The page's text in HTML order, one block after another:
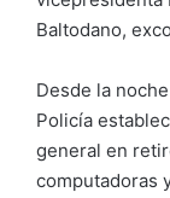
Baltodano,
Desde la
Policía
general en
computadoras